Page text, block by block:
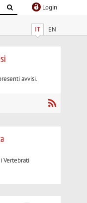
Login
IT EN
avvisi.
Vertebrati